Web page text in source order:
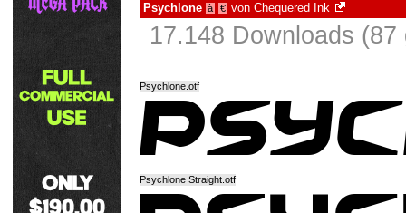
Psychlone à € von Chequered Ink
17.148 Downloads (87
Psychlone.otf
Psychlone Straight.otf